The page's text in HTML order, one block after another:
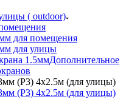
( outdoor)
для помещения
для улицы
1.5ммДополнительное
(Р3) 4х2.5м (для улицы)